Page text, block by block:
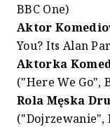
BBC One)
Aktor
You? Its Alan
Aktorka
("Here We Go",
Rola Męska
("Dojrzewanie",